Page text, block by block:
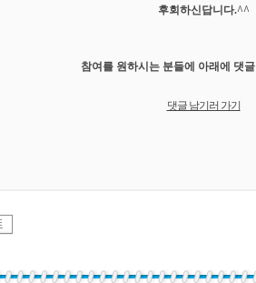
후회하신답니다.^^
참여를 원하시는 분들에 아래에 댓
댓글 남기러 가기